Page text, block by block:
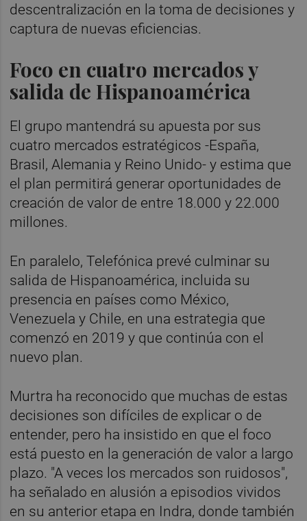
descentralización en la toma de decisiones y
captura de nuevas eficiencias.
Foco en cuatro mercados y
salida de Hispanoamérica
El grupo mantendrá su apuesta por sus
cuatro mercados estratégicos -España,
Brasil, Alemania y Reino Unido- y estima que
el plan permitirá generar oportunidades de
creación de valor de entre 18.000 y 22.000
millones.
En paralelo, Telefónica prevé culminar su
salida de Hispanoamérica, incluida su
presencia en países como México,
Venezuela y Chile, en una estrategia que
comenzó en 2019 y que continúa con el
nuevo plan.
Murtra ha reconocido que muchas de estas
decisiones son difíciles de explicar o de
entender, pero ha insistido en que el foco
está puesto en la generación de valor a largo
plazo. "A veces los mercados son ruidosos",
ha señalado en alusión a episodios vividos
en su anterior etapa en Indra, donde también